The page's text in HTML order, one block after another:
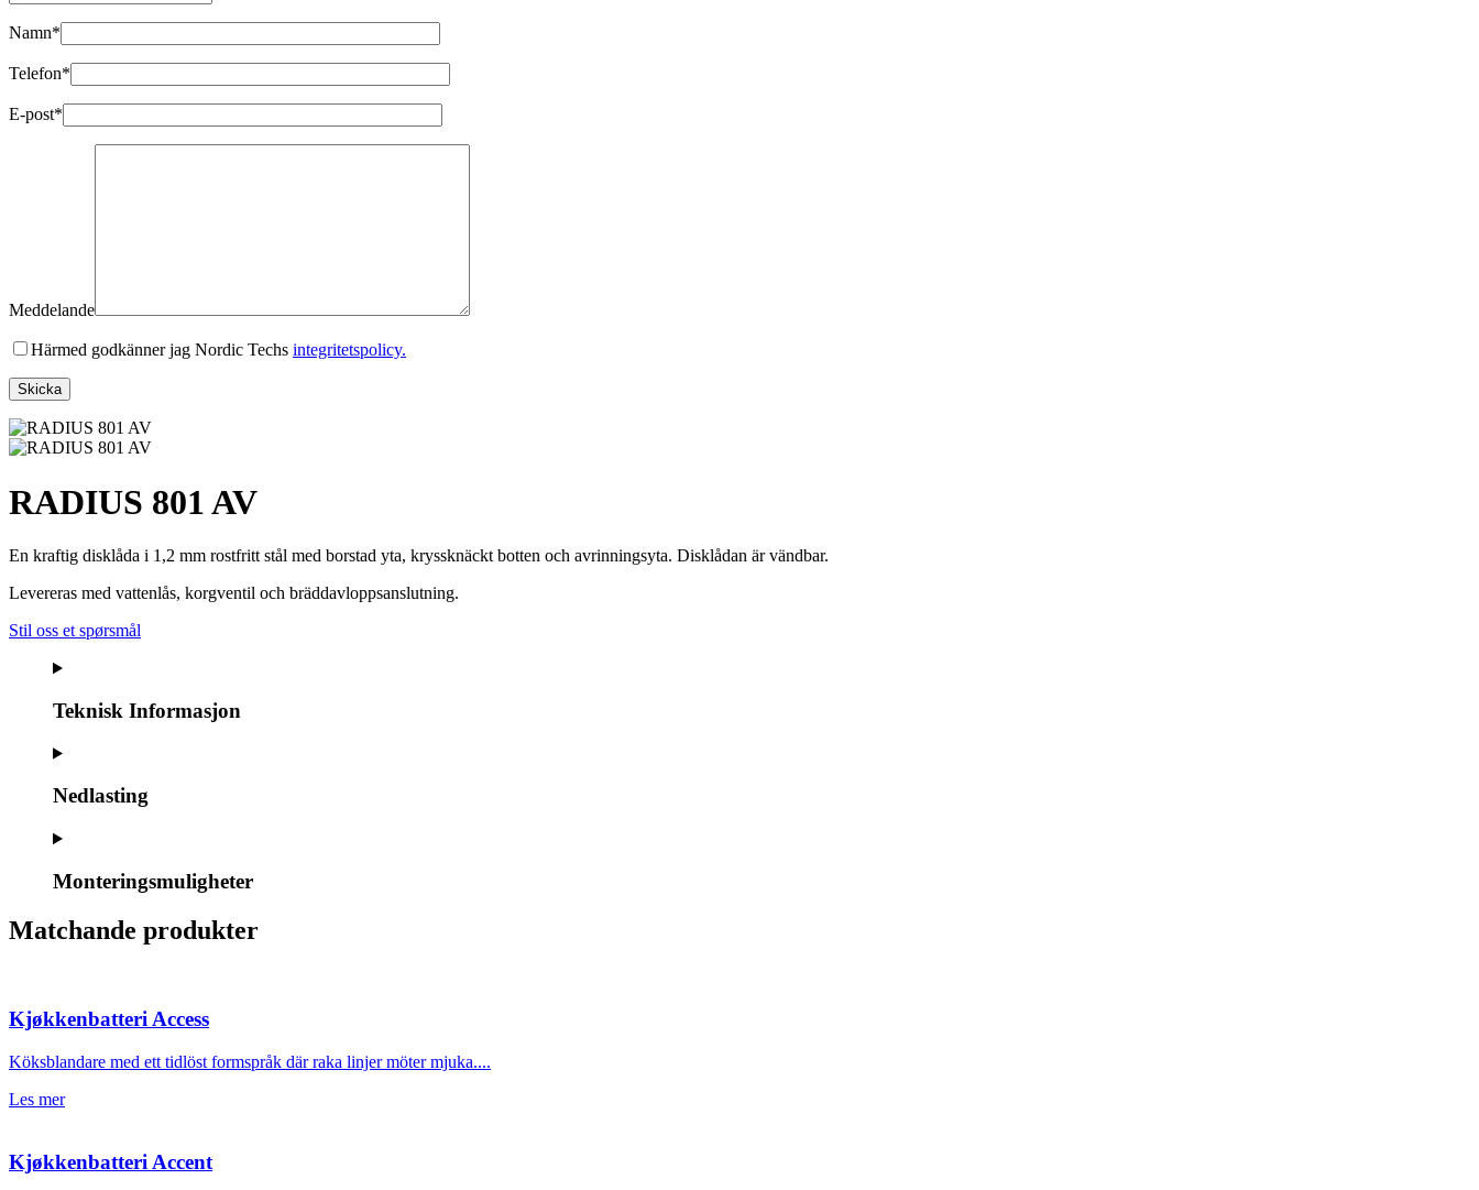
Namn*
Telefon*
E-post*
Meddelande
Härmed godkänner jag Nordic Techs integritetspolicy.
RADIUS 801 AV
En kraftig disklåda i 1,2 mm rostfritt stål med borstad yta, kryssknäckt botten och avrinningsyta. Disklådan är vändbar.
Levereras med vattenlås, korgventil och bräddavloppsanslutning.
Stil oss et spørsmål
Teknisk Informasjon
Nedlasting
Monteringsmuligheter
Matchande produkter
Kjøkkenbatteri Access
Köksblandare med ett tidlöst formspråk där raka linjer möter mjuka....
Les mer
Kjøkkenbatteri Accent